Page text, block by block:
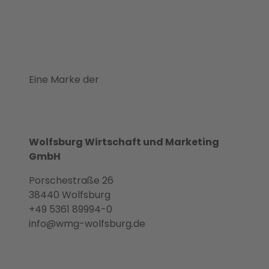
Eine Marke der
Wolfsburg Wirtschaft und Marketing
GmbH
Porschestraße 26
38440 Wolfsburg
+49 5361 89994-0
info@wmg-wolfsburg.de